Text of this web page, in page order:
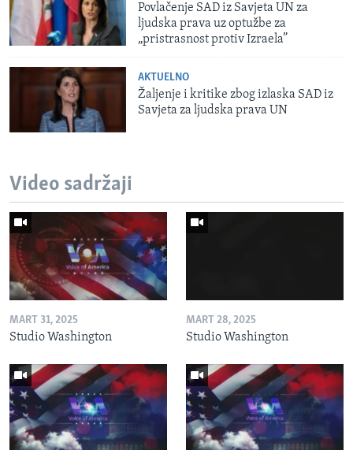
Povlačenje SAD iz Savjeta UN za
ljudska prava uz optužbe za
„pristrasnost protiv Izraela”
AKTUELNO
Žaljenje i kritike zbog izlaska SAD iz
Savjeta za ljudska prava UN
Video sadržaji
MART 31, 2025
Studio Washington
MART 28, 2025
Studio Washington